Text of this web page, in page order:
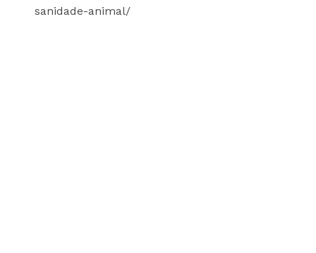
sanidade-animal/